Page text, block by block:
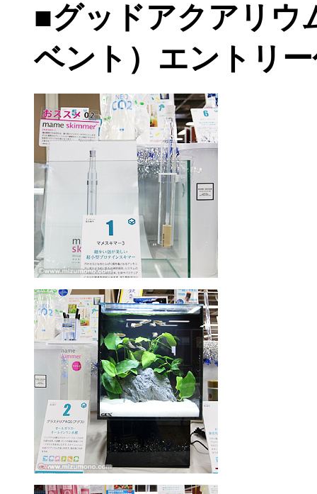
■グッドアクアリウ
ベント）エントリ